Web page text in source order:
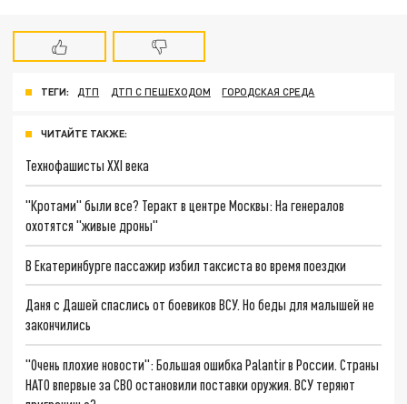
ТЕГИ: ДТП ДТП С ПЕШЕХОДОМ ГОРОДСКАЯ СРЕДА
ЧИТАЙТЕ ТАКЖЕ:
Технофашисты XXI века
"Кротами" были все? Теракт в центре Москвы: На генералов
охотятся "живые дроны"
В Екатеринбурге пассажир избил таксиста во время поездки
Даня с Дашей спаслись от боевиков ВСУ. Но беды для малышей не
закончились
"Очень плохие новости": Большая ошибка Palantir в России. Страны
НАТО впервые за СВО остановили поставки оружия. ВСУ теряют